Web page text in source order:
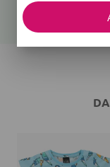
33,95 €